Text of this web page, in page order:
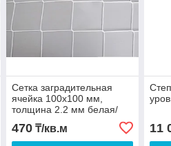
Сетка заградительная
ячейка 100х100 мм,
толщина 2.2 мм белая/
черная полипропелен
470₸/кв.м 11